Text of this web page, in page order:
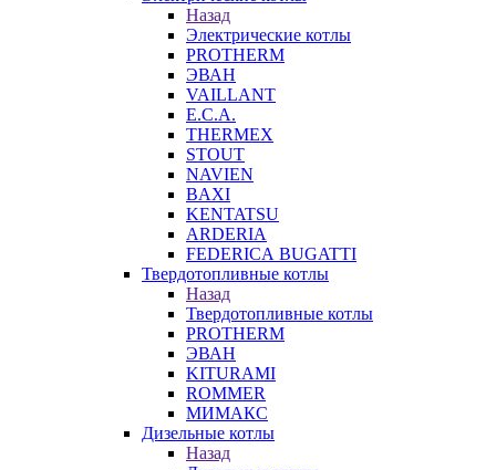
Назад
Электрические котлы
PROTHERM
ЭВАН
VAILLANT
E.C.A.
THERMEX
STOUT
NAVIEN
BAXI
KENTATSU
ARDERIA
FEDERICА BUGATTI
Твердотопливные котлы
Назад
Твердотопливные котлы
PROTHERM
ЭВАН
KITURAMI
ROMMER
МИМАКС
Дизельные котлы
Назад